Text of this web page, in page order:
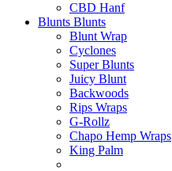
CBD Hanf
Blunts Blunts
Blunt Wrap
Cyclones
Super Blunts
Juicy Blunt
Backwoods
Rips Wraps
G-Rollz
Chapo Hemp Wraps
King Palm